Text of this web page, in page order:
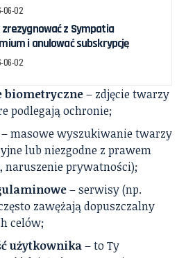
06-02
z Sympatia
i anulować subskrypcję
06-02
biometryczne– zdjęcie twarzy
podlegają ochronie;
– masowe wyszukiwanie twarzy
lub niezgodne z prawem
naruszenie prywatności);
– serwisy (np.
zawężają dopuszczalny
celów;
użytkownika– to Ty